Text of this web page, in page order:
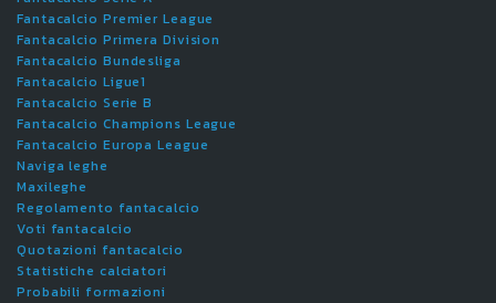
Fantacalcio Premier League
Fantacalcio Primera Division
Fantacalcio Bundesliga
Fantacalcio Ligue1
Fantacalcio Serie B
Fantacalcio Champions League
Fantacalcio Europa League
Naviga leghe
Maxileghe
Regolamento fantacalcio
Voti fantacalcio
Quotazioni fantacalcio
Statistiche calciatori
Probabili formazioni